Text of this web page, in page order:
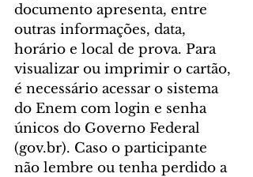
documento apresenta, entre
outras informações, data,
horário e local de prova. Para
visualizar ou imprimir o cartão,
é necessário acessar o sistema
do Enem com login e senha
únicos do Governo Federal
(gov.br). Caso o participante
não lembre ou tenha perdido a